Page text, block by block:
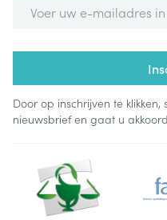
Door op inschrijven te
nieuwsbrief en gaat u